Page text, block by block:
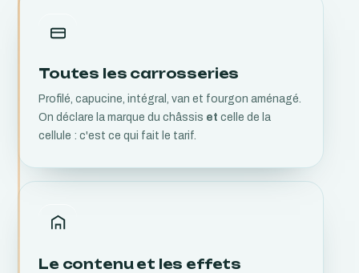
Toutes les carrosseries
Profilé, capucine, intégral, van et fourgon aménagé.
On déclare la marque du châssis et celle de la
cellule : c'est ce qui fait le tarif.
Le contenu et les effets